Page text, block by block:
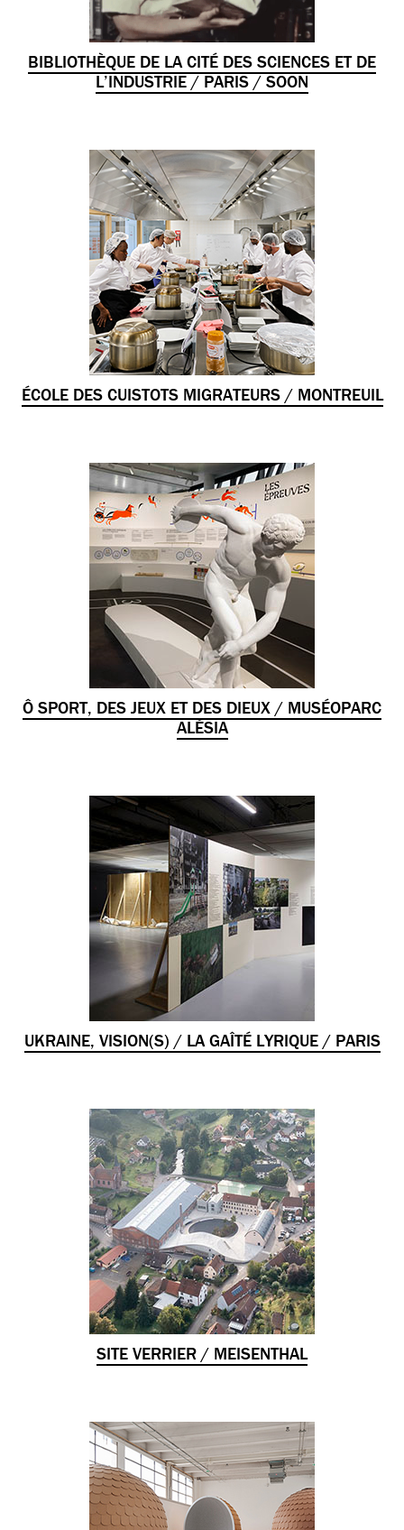
BIBLIOTHÈQUE DE LA CITÉ DES SCIENCES ET DE
L’INDUSTRIE / PARIS / SOON
ÉCOLE DES CUISTOTS MIGRATEURS / MONTREUIL
Ô SPORT, DES JEUX ET DES DIEUX / MUSÉOPARC
ALÉSIA
UKRAINE, VISION(S) / LA GAÎTÉ LYRIQUE / PARIS
SITE VERRIER / MEISENTHAL